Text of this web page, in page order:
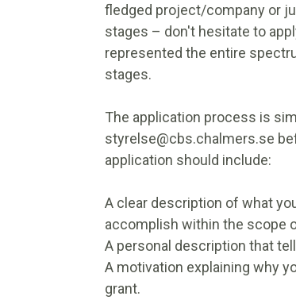
fledged project/company or
stages – don't hesitate to
represented the entire
stages.
The application process is
styrelse@cbs.chalmers.se
application should include:
A clear description of what
accomplish within the scope
A personal description that
A motivation explaining why
grant.